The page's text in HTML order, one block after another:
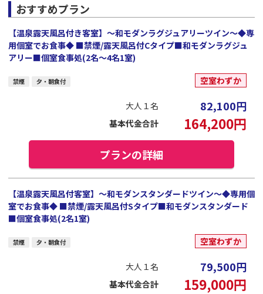
おすすめプラン
【温泉露天風呂付き客室】～和モダンラグジュアリーツイン～◆専
用個室でお食事◆ ■禁煙/露天風呂付Cタイプ■和モダンラグジュ
アリー■個室食事処(2名～4名1室)
禁煙 夕・朝食付 空室わずか
大人１名 82,100円
基本代金合計 164,200円
プランの詳細
【温泉露天風呂付客室】～和モダンスタンダードツイン～◆専用個
室でお食事◆ ■禁煙/露天風呂付Sタイプ■和モダンスタンダード
■個室食事処(2名1室)
禁煙 夕・朝食付 空室わずか
大人１名 79,500円
基本代金合計 159,000円